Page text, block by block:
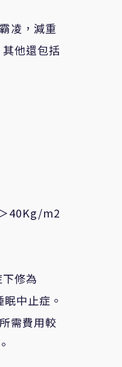
凌，減重
他還包括
40Kg/m2
修為
中止症。
需費用較